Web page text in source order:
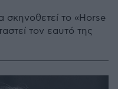
σκηνοθετεί το «Horse
τον εαυτό της